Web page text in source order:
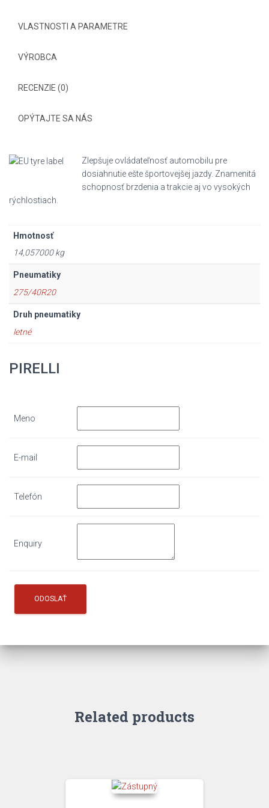
VLASTNOSTI A PARAMETRE
VÝROBCA
RECENZIE (0)
OPÝTAJTE SA NÁS
Zlepšuje ovládateľnosť automobilu pre
dosiahnutie ešte športovejšej jazdy. Znamenitá
schopnosť brzdenia a trakcie aj vo vysokých
rýchlostiach.
Hmotnosť
14,057000 kg
Pneumatiky
275/40R20
Druh pneumatiky
letné
PIRELLI
Meno
E-mail
Telefón
Enquiry
Related products